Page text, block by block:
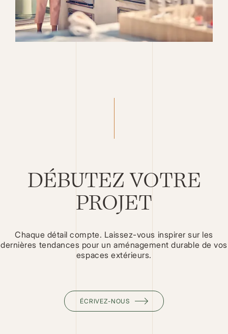
DÉBUTEZ VOTRE
PROJET
Chaque détail compte. Laissez-vous inspirer sur les
dernières tendances pour un aménagement durable de vos
espaces extérieurs.
ÉCRIVEZ-NOUS